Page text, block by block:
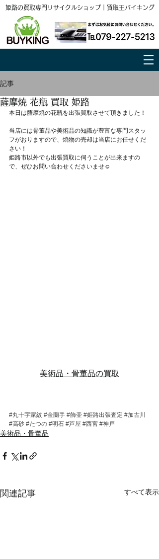
姫路の買取専門リサイクルショップ｜買取王バイキング
記事
薩摩焼 花瓶 買取 姫路
本日は薩摩焼の花瓶を出張買取させて頂きました！
当店には骨董品や美術品の知識が豊富な専門スタッ
フがおりますので、焼物の売却は当店にお任せくだ
さい！
姫路市以外でも出張買取に伺うことが出来ますの
で、ぜひお問い合わせくださいませ☺
美術品・骨董品の買取
#丸十字家紋 #金蘭手 #飾壷 #姫路出張査定 #加古川
#高砂 #たつの #明石 #芦屋 #西宮 #神戸
美術品・骨董品
関連記事 すべて表示